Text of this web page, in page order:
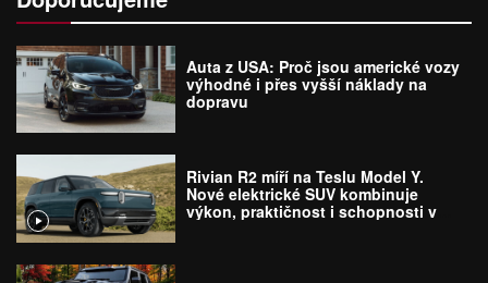
Auta z USA: Proč jsou americké vozy
výhodné i přes vyšší náklady na
dopravu
Rivian R2 míří na Teslu Model Y.
Nové elektrické SUV kombinuje
výkon, praktičnost i schopnosti v